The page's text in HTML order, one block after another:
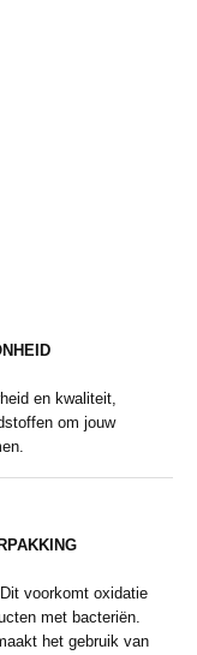
en kwaliteit,
om jouw
voorkomt oxidatie
met bacteriën.
het gebruik van